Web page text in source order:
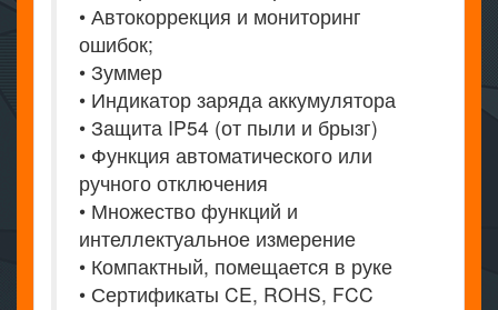
• Автокоррекция и мониторинг
ошибок;
• Зуммер
• Индикатор заряда аккумулятора
• Защита IP54 (от пыли и брызг)
• Функция автоматического или
ручного отключения
• Множество функций и
интеллектуальное измерение
• Компактный, помещается в руке
• Сертификаты CE, ROHS, FCC